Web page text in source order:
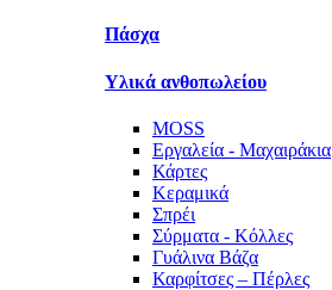
Πάσχα
Υλικά ανθοπωλείου
MOSS
Εργαλεία - Μαχαιράκια
Κάρτες
Κεραμικά
Σπρέι
Σύρματα - Κόλλες
Γυάλινα Βάζα
Καρφίτσες – Πέρλες